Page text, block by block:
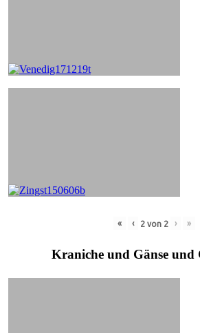
« ‹ 2von 2 › »
Kraniche und Gänse und